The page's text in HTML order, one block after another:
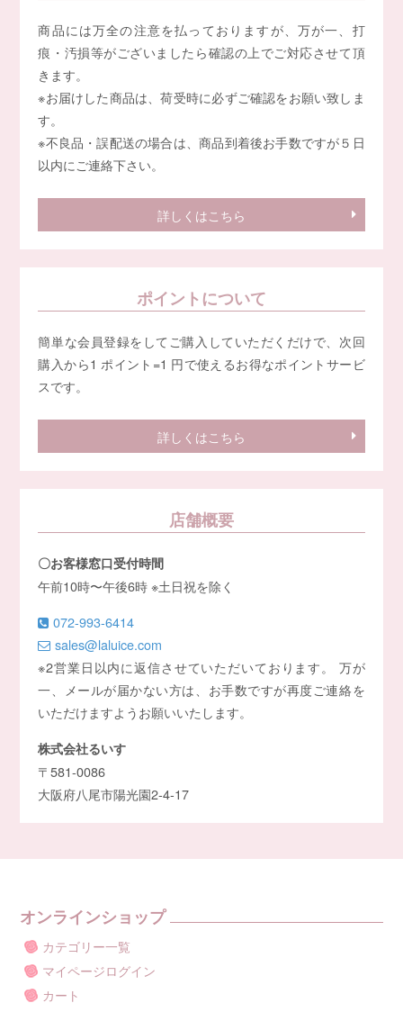
商品には万全の注意を払っておりますが、万が一、打
痕・汚損等がございましたら確認の上でご対応させて頂
きます。
※お届けした商品は、荷受時に必ずご確認をお願い致しま
す。
※不良品・誤配送の場合は、商品到着後お手数ですが５日
以内にご連絡下さい。
詳しくはこちら
ポイントについて
簡単な会員登録をしてご購入していただくだけで、次回
購入から1 ポイント=1 円で使えるお得なポイントサービ
スです。
詳しくはこちら
店舗概要
〇お客様窓口受付時間
午前10時〜午後6時 ※土日祝を除く
072-993-6414
sales@laluice.com
※2営業日以内に返信させていただいております。 万が
一、メールが届かない方は、お手数ですが再度ご連絡を
いただけますようお願いいたします。
株式会社るいす
〒581-0086
大阪府八尾市陽光園2-4-17
オンラインショップ
カテゴリー一覧
マイページログイン
カート